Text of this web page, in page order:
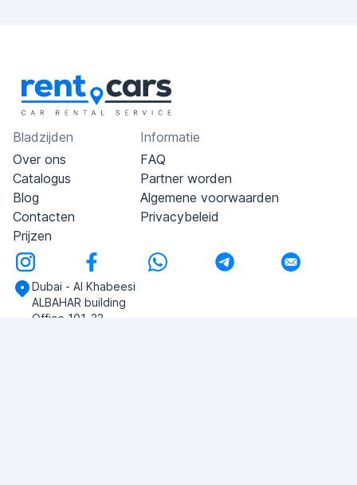
Bladzijden
Over ons
Catalogus
Blog
Contacten
Prijzen
Informatie
FAQ
Partner worden
Algemene voorwaarden
Privacybeleid
Dubai - Al Khabeesi
ALBAHAR building
Office 101-33